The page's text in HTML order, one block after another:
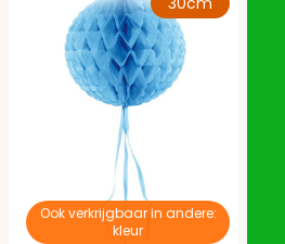
Ook verkrijgbaar in andere:
kleur